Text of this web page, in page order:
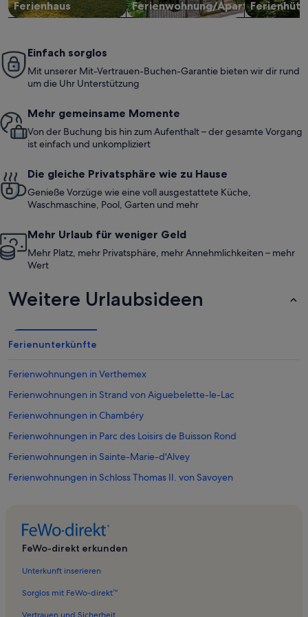
Ferienhaus Ferienwohnung/Apartment
Einfach sorglos
Mit unserer Mit-Vertrauen-Buchen-Garantie bieten wir dir rund
um die Uhr Unterstützung
Mehr gemeinsame Momente
Von der Buchung bis hin zum Aufenthalt – der gesamte Vorgang
ist einfach und unkompliziert
Die gleiche Privatsphäre wie zu Hause
Genieße Vorzüge wie eine voll ausgestattete Küche,
Waschmaschine, Pool, Garten und mehr
Mehr Urlaub für weniger Geld
Mehr Platz, mehr Privatsphäre, mehr Annehmlichkeiten – mehr
Wert
Weitere Urlaubsideen
Ferienunterkünfte
Ferienwohnungen in Verthemex
Ferienwohnungen in Strand von Aiguebelette-le-Lac
Ferienwohnungen in Chambéry
Ferienwohnungen in Parc des Loisirs de Buisson Rond
Ferienwohnungen in Sainte-Marie-d'Alvey
Ferienwohnungen in Schloss Thomas II. von Savoyen
Ferienwohnungen in Saint-Beron
Ferienwohnungen in Saint-Sulpice
FeWo-direkt erkunden
Unterkunft inserieren
Sorglos mit FeWo-direkt™